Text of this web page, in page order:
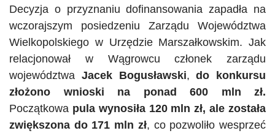
Decyzja o przyznaniu dofinansowania zapadła na
wczorajszym posiedzeniu Zarządu Województwa
Wielkopolskiego w Urzędzie Marszałkowskim. Jak
relacjonował w Wągrowcu członek zarządu
województwa Jacek Bogusławski,do konkursu
złożono wnioski na ponad 600 mln zł.
Początkowa pula wynosiła 120 mln zł, ale została
zwiększona do 171 mln zł, co pozwoliło wesprzeć